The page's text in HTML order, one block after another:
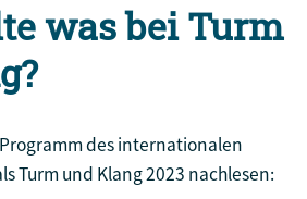
was bei Turm
des internationalen
Turm und Klang 2023 nachlesen: